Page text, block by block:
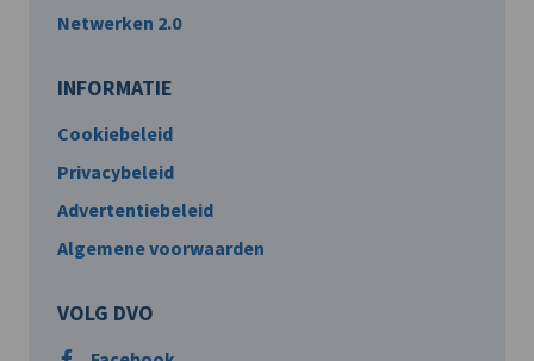
Netwerken 2.0
INFORMATIE
Cookiebeleid
Privacybeleid
Advertentiebeleid
Algemene voorwaarden
VOLG DVO